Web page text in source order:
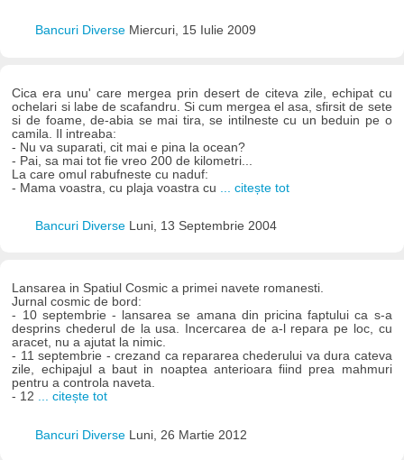
Bancuri Diverse Miercuri, 15 Iulie 2009
Cica era unu' care mergea prin desert de citeva zile, echipat cu
ochelari si labe de scafandru. Si cum mergea el asa, sfirsit de sete
si de foame, de-abia se mai tira, se intilneste cu un beduin pe o
camila. Il intreaba:
- Nu va suparati, cit mai e pina la ocean?
- Pai, sa mai tot fie vreo 200 de kilometri...
La care omul rabufneste cu naduf:
- Mama voastra, cu plaja voastra cu
... citește tot
Bancuri Diverse Luni, 13 Septembrie 2004
Lansarea in Spatiul Cosmic a primei navete romanesti.
Jurnal cosmic de bord:
- 10 septembrie - lansarea se amana din pricina faptului ca s-a
desprins chederul de la usa. Incercarea de a-l repara pe loc, cu
aracet, nu a ajutat la nimic.
- 11 septembrie - crezand ca repararea chederului va dura cateva
zile, echipajul a baut in noaptea anterioara fiind prea mahmuri
pentru a controla naveta.
- 12 ... citește tot
Bancuri Diverse Luni, 26 Martie 2012